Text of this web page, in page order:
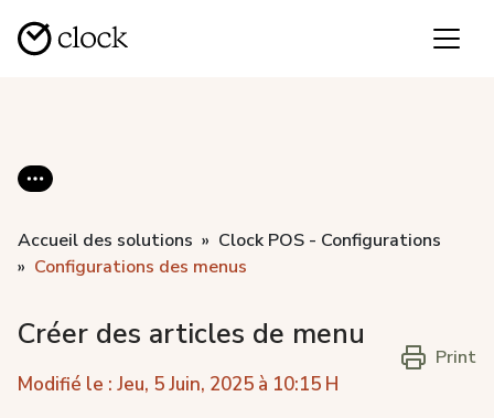
Accueil des solutions
Clock POS - Configurations
Configurations des menus
Créer des articles de menu
Modifié le : Jeu, 5 Juin, 2025 à 10:15 H
Print